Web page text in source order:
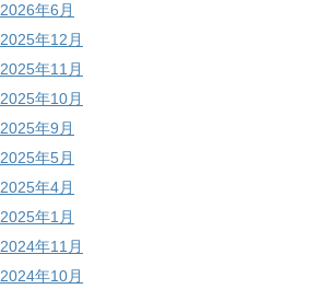
2026年6月
2025年12月
2025年11月
2025年10月
2025年9月
2025年5月
2025年4月
2025年1月
2024年11月
2024年10月